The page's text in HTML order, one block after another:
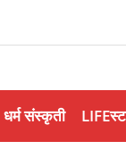
धर्म संस्कृती